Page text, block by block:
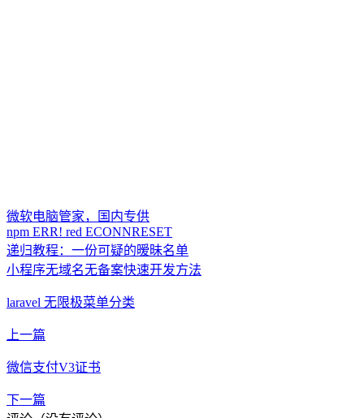
微软电脑管家，国内专供
npm ERR! red ECONNRESET
递归教程：一份可疑的暧昧名单
小程序无域名无备案快速开发方法
laravel 无限极菜单分类
上一篇
微信支付V3证书
下一篇